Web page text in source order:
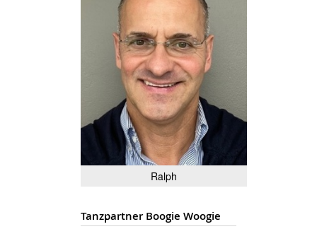
Ralph
Tanzpartner Boogie Woogie